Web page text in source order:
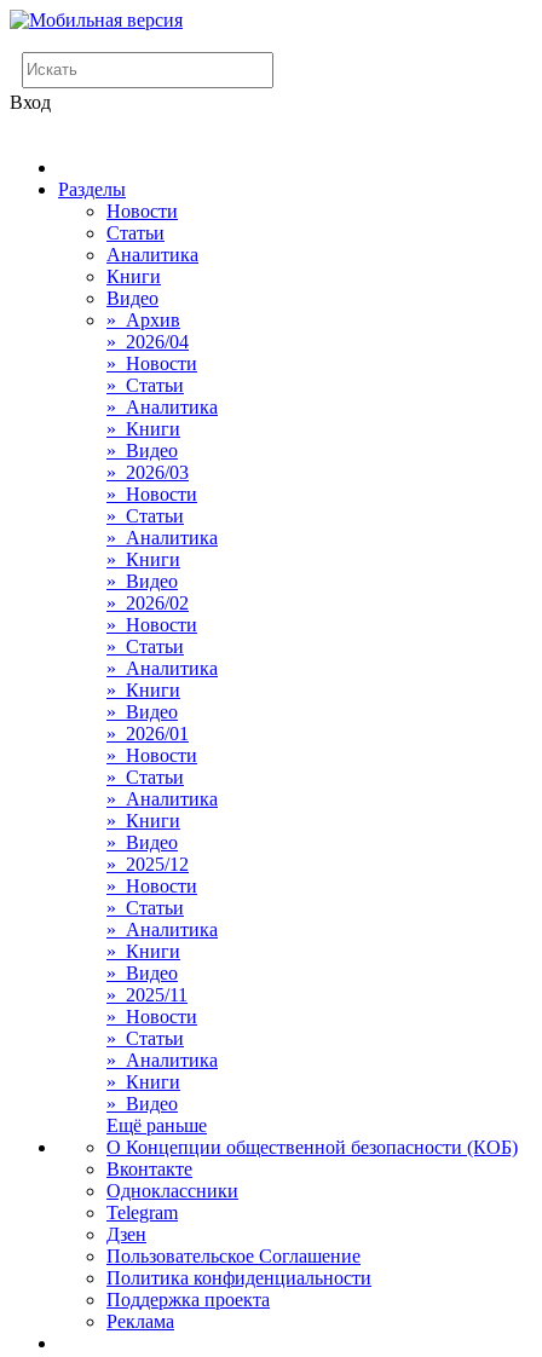
Вход
Разделы
Новости
Статьи
Аналитика
Книги
Видео
» Архив
» 2026/04
» Новости
» Статьи
» Аналитика
» Книги
» Видео
» 2026/03
» Новости
» Статьи
» Аналитика
» Книги
» Видео
» 2026/02
» Новости
» Статьи
» Аналитика
» Книги
» Видео
» 2026/01
» Новости
» Статьи
» Аналитика
» Книги
» Видео
» 2025/12
» Новости
» Статьи
» Аналитика
» Книги
» Видео
» 2025/11
» Новости
» Статьи
» Аналитика
» Книги
» Видео
Ещё раньше
О Концепции общественной безопасности (КОБ)
Вконтакте
Одноклассники
Telegram
Дзен
Пользовательское Соглашение
Политика конфиденциальности
Поддержка проекта
Реклама